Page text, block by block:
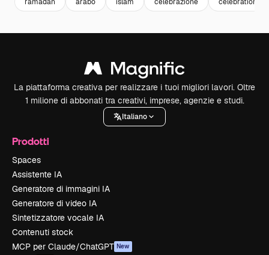
La piattaforma creativa per realizzare i tuoi migliori lavori. Oltre
1 milione di abbonati tra creativi, imprese, agenzie e studi.
Italiano
Prodotti
Spaces
Assistente IA
Generatore di immagini IA
Generatore di video IA
Sintetizzatore vocale IA
Contenuti stock
MCP per Claude/ChatGPT New